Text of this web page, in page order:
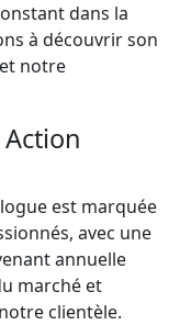
dans la
à découvrir son
notre
est marquée
avec une
annuelle
marché et
clientèle.